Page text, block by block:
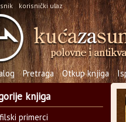
korisnički ulaz
Pretraga Otkup knjiga
knjiga
primerci